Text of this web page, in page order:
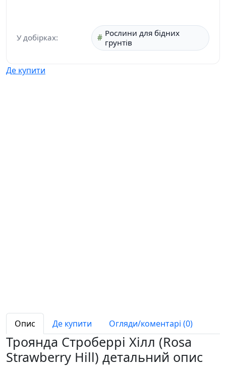
У добірках:
Рослини для бідних
грунтів
Де купити
Опис Де купити Огляди/коментарі (0)
Троянда Строберрі Хілл (Rosa
Strawberry Hill) детальний опис